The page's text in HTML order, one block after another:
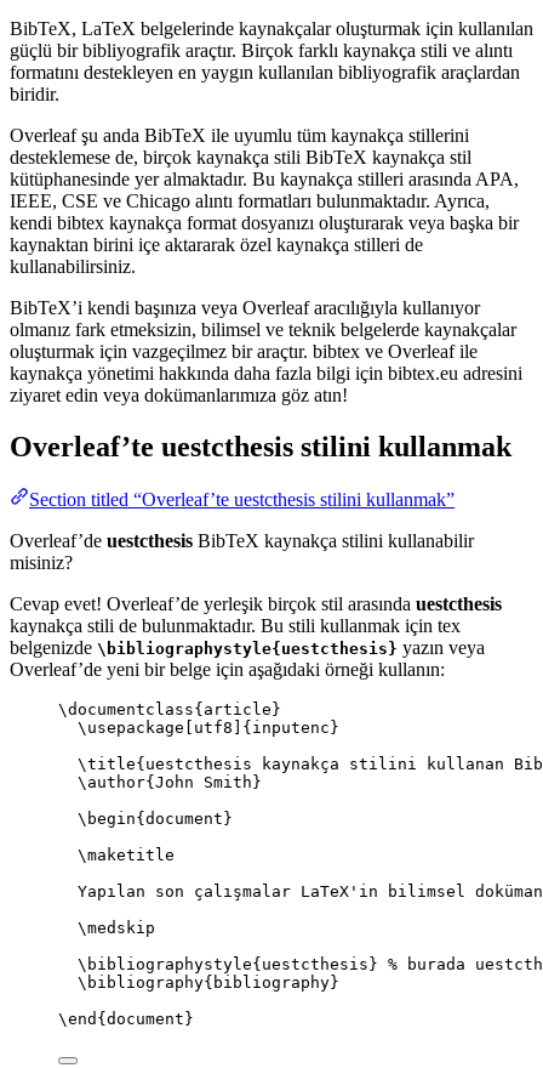
BibTeX, LaTeX belgelerinde kaynakçalar oluşturmak için kullanılan
güçlü bir bibliyografik araçtır. Birçok farklı kaynakça stili ve alıntı
formatını destekleyen en yaygın kullanılan bibliyografik araçlardan
biridir.
Overleaf şu anda BibTeX ile uyumlu tüm kaynakça stillerini
desteklemese de, birçok kaynakça stili BibTeX kaynakça stil
kütüphanesinde yer almaktadır. Bu kaynakça stilleri arasında APA,
IEEE, CSE ve Chicago alıntı formatları bulunmaktadır. Ayrıca,
kendi bibtex kaynakça format dosyanızı oluşturarak veya başka bir
kaynaktan birini içe aktararak özel kaynakça stilleri de
kullanabilirsiniz.
BibTeX’i kendi başınıza veya Overleaf aracılığıyla kullanıyor
olmanız fark etmeksizin, bilimsel ve teknik belgelerde kaynakçalar
oluşturmak için vazgeçilmez bir araçtır. bibtex ve Overleaf ile
kaynakça yönetimi hakkında daha fazla bilgi için bibtex.eu adresini
ziyaret edin veya dokümanlarımıza göz atın!
Overleaf’te uestcthesis stilini kullanmak
Section titled “Overleaf’te uestcthesis stilini kullanmak”
Overleaf’de uestcthesis BibTeX kaynakça stilini kullanabilir
misiniz?
Cevap evet! Overleaf’de yerleşik birçok stil arasında uestcthesis
kaynakça stili de bulunmaktadır. Bu stili kullanmak için tex
belgenizde \bibliographystyle{uestcthesis} yazın veya
Overleaf’de yeni bir belge için aşağıdaki örneği kullanın:
\documentclass{ article }
\usepackage
utf8 ]{ inputenc }
\title{uestcthesis kaynakça stilini kullanan
\author{John Smith}
\begin{ document }
\maketitle
Yapılan son çalışmalar LaTeX'in bilimsel
\medskip
\bibliographystyle{uestcthesis} % burada
\bibliography{bibliography}
\end { document }